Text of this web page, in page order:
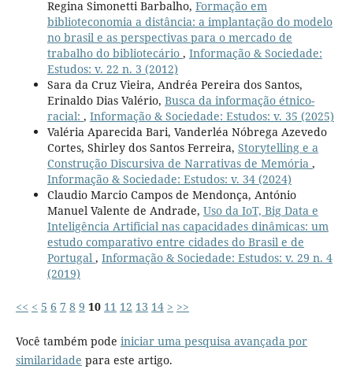
Regina Simonetti Barbalho, Formação em
biblioteconomia a distância: a implantação do modelo
no brasil e as perspectivas para o mercado de
trabalho do bibliotecário , Informação & Sociedade:
Estudos: v. 22 n. 3 (2012)
Sara da Cruz Vieira, Andréa Pereira dos Santos,
Erinaldo Dias Valério, Busca da informação étnico-
racial: , Informação & Sociedade: Estudos: v. 35 (2025)
Valéria Aparecida Bari, Vanderléa Nóbrega Azevedo
Cortes, Shirley dos Santos Ferreira, Storytelling e a
Construção Discursiva de Narrativas de Memória ,
Informação & Sociedade: Estudos: v. 34 (2024)
Claudio Marcio Campos de Mendonça, António
Manuel Valente de Andrade, Uso da IoT, Big Data e
Inteligência Artificial nas capacidades dinâmicas: um
estudo comparativo entre cidades do Brasil e de
Portugal , Informação & Sociedade: Estudos: v. 29 n. 4
(2019)
<< < 5 6 7 8 9 10 11 12 13 14 > >>
Você também pode iniciar uma pesquisa avançada por
similaridade para este artigo.